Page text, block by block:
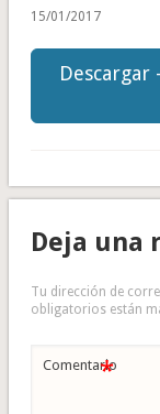
15/01/2017
Descargar
Deja una
Tu dirección de
obligatorios están
Comentario
*